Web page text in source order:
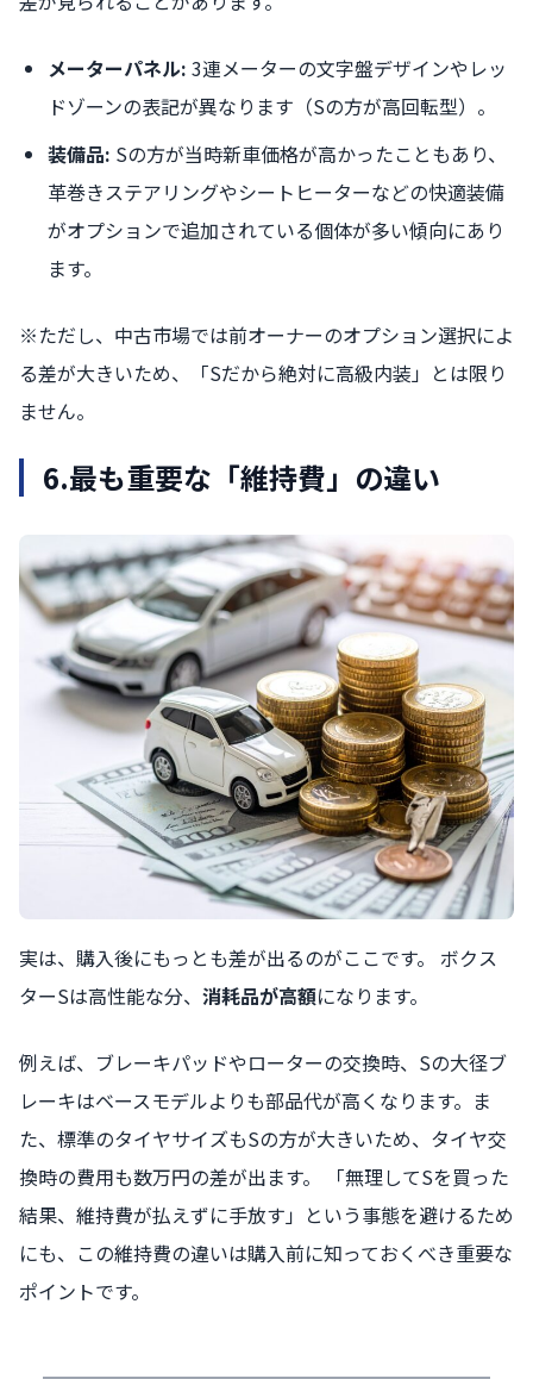
メーターパネル: 3連メーターの文字盤デザインやレッ
ドゾーンの表記が異なります（Sの方が高回転型）。
装備品: Sの方が当時新車価格が高かったこともあり、
革巻きステアリングやシートヒーターなどの快適装備
がオプションで追加されている個体が多い傾向にあり
ます。
※ただし、中古市場では前オーナーのオプション選択によ
る差が大きいため、「Sだから絶対に高級内装」とは限り
ません。
6.最も重要な「維持費」の違い
実は、購入後にもっとも差が出るのがここです。 ボクス
ターSは高性能な分、 消耗品が高額になります。
例えば、ブレーキパッドやローターの交換時、Sの大径ブ
レーキはベースモデルよりも部品代が高くなります。ま
た、標準のタイヤサイズもSの方が大きいため、タイヤ交
換時の費用も数万円の差が出ます。 「無理してSを買った
結果、維持費が払えずに手放す」という事態を避けるため
にも、この維持費の違いは購入前に知っておくべき重要な
ポイントです。